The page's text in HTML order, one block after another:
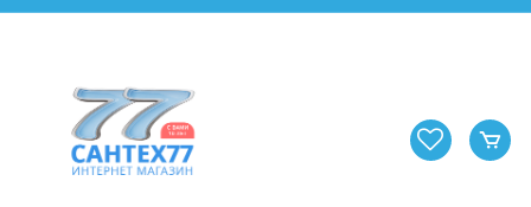
Перейти